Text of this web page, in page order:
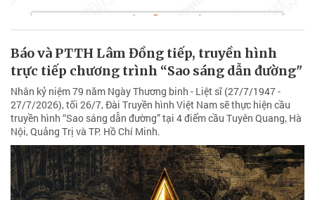
Báo và PTTH Lâm Đồng tiếp, truyền hình
trực tiếp chương trình “Sao sáng dẫn đường"
Nhân kỷ niệm 79 năm Ngày Thương binh - Liệt sĩ (27/7/1947 -
27/7/2026), tối 26/7, Đài Truyền hình Việt Nam sẽ thực hiện cầu
truyền hình “Sao sáng dẫn đường” tại 4 điểm cầu Tuyên Quang, Hà
Nội, Quảng Trị và TP. Hồ Chí Minh.